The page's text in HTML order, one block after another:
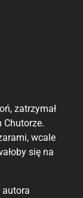
zatrzymał
wcale
się na
autora